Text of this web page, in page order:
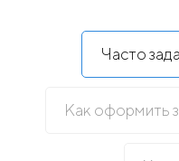
Часто
Как оформить